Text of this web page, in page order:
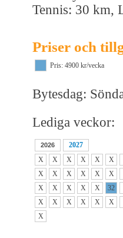
Tennis: 30 km,
Priser och
Pris: 4900 kr/vecka
Bytesdag:
Lediga veckor:
2026
2027
X
X X X X X
X
X X X X X
X
X X X X 32
X
X X X X X
X